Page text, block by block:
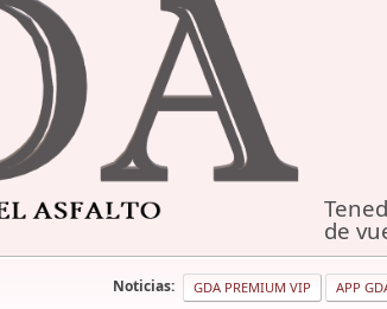
de
Noticias: GDA PREMIUM VIP APP